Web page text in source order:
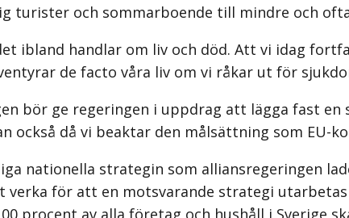
och sommarboende till mindre och
ibland handlar om liv och död. Att vi idag
de facto våra liv om vi råkar ut för
bör ge regeringen i uppdrag att lägga fast
också då vi beaktar den målsättning som EU-
nationella strategin som alliansregeringen
verka för att en motsvarande strategi
procent av alla företag och hushåll i Sverige